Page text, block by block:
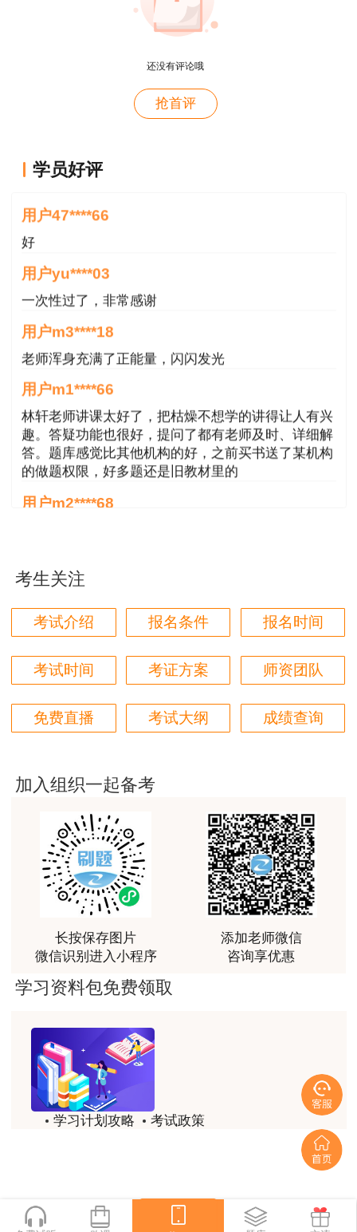
微信扫描下方二维码进入建筑刷题宝小程序咨
点击“全国联考”进入考试入口。
建议开通考试提醒，避免错过咨询工程师考
还没有评论哦
抢首评
学员好评
用户47****66
用户47****66
好
用户yu****03
一次性过了，非常感谢
用户m3****18
老师浑身充满了正能量，闪闪发光
用户m1****66
林轩老师讲课太好了，把枯燥不想学的讲得让人有兴
趣。答疑功能也很好，提问了都有老师及时、详细解
答。题库感觉比其他机构的好，之前买书送了某机构
的做题权限，好多题还是旧教材里的
用户m2****68
本门课程老师讲的很细致，每个章节都讲到位了。特
别是财务评价那个章节，深入浅出，强化训练，效果
很好。
用户m4****68
林轩老师讲得好，复杂的知识讲的深入浅出，能够听
得懂。简答题总结的也很到位。
用户m5****88
听他的课过的！
客户回复迅速，热心解答，购买体验很不错。
用户m2****88
讲得好
林老师讲得非常好！
用户m8****66
用户c2****r6
林轩老师是一个好老师，给我留下了深刻的影响
用户m1****88
冲着林轩老师过来买的课程，没时间学，就看了冲刺
林轩老师讲课实战型太强了，超级喜欢
考生关注
考试介绍 报名条件 报名时间
考试时间 考证方案 师资团队
免费直播 考试大纲 成绩查询
加入组织一起备考
长按保存图片
微信识别进入小程序
添加老师微信
咨询享优惠
学习资料包免费领取
学习计划攻略
考试政策